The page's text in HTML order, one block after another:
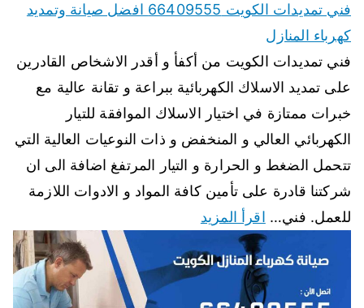
فني تمديدات الكويت 66409555 افضل صيانة وتمديد
كهرباء المنازل
فني تمديدات الكويت من أكفأ و أقدر الاشخاص القادرين
على تمديد الاسلاك الكهربائية ببراعة و تقانة عالية مع
خبرات ممتازة في اختيار الاسلاك الموافقة للتيار
الكهربائي العالي و المنخفض و ذات النوعيات العالية التي
تتحمل الضغط و الحرارة و التيار المرتفغ اضافة الى ان
شركتنا قادرة على تأمين كافة المواد و الادوات اللازمة
للعمل. فني… اقرأ المزيد